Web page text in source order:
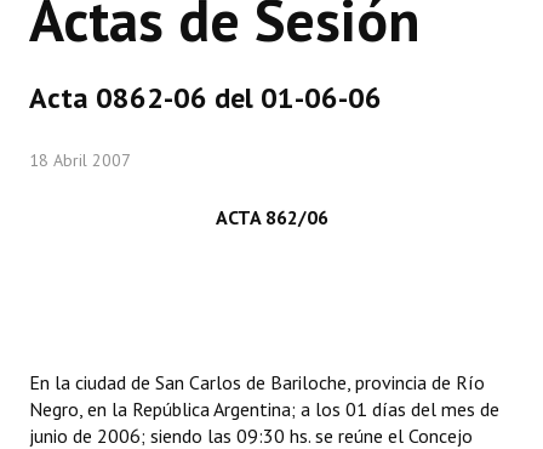
CONCEJO
LEGISLACIÓN
Constitución Nacional
Actas de Sesión
Acta 0862-06 del 01-06-06
18 Abril 2007
ACTA 862/06
En la ciudad de San Carlos de Bariloche, provincia de Río
Negro, en la República Argentina; a los 01 días del mes de
junio de 2006; siendo las 09:30 hs. se reúne el Concejo